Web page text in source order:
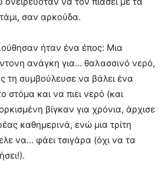
σαν αρκούδα.
ήταν ένα έπος: Μια
ανάγκη για… θαλασσινό νερό,
τη συμβούλευσε να βάλει ένα
στόμα και να πιει νερό (και
βίγκαν για χρόνια, άρχισε
καθημερινά, ενώ μια τρίτη
να… φάει τσιγάρα (όχι να τα